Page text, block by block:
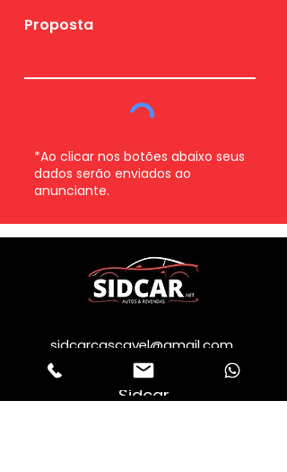
Proposta
*Ao clicar nos botões abaixo seus
dados serão enviados ao
anunciante.
Enviar
sidcarcascavel@gmail.com
Sidcar